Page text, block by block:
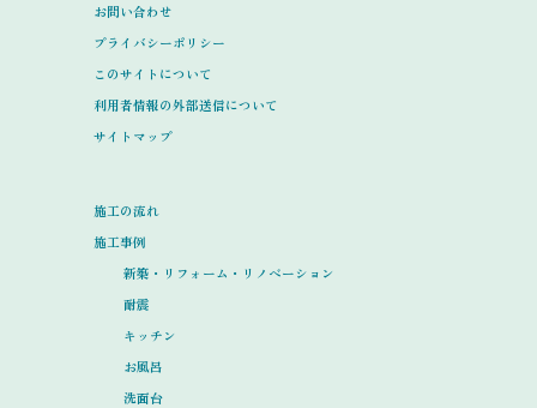
お問い合わせ
プライバシーポリシー
このサイトについて
利用者情報の外部送信について
サイトマップ
施工の流れ
施工事例
新築・リフォーム・リノベーション
耐震
キッチン
お風呂
洗面台